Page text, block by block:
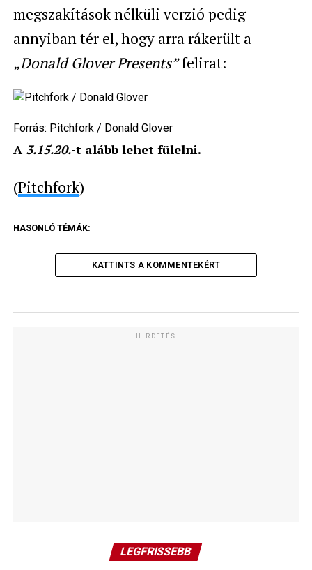
megszakítások nélküli verzió pedig
annyiban tér el, hogy arra rákerült a
„Donald Glover Presents”felirat:
Forrás: Pitchfork / Donald Glover
A 3.15.20.-t alább lehet fülelni.
(Pitchfork)
HASONLÓ TÉMÁK:
KATTINTS A KOMMENTEKÉRT
HIRDETÉS
LEGFRISSEBB